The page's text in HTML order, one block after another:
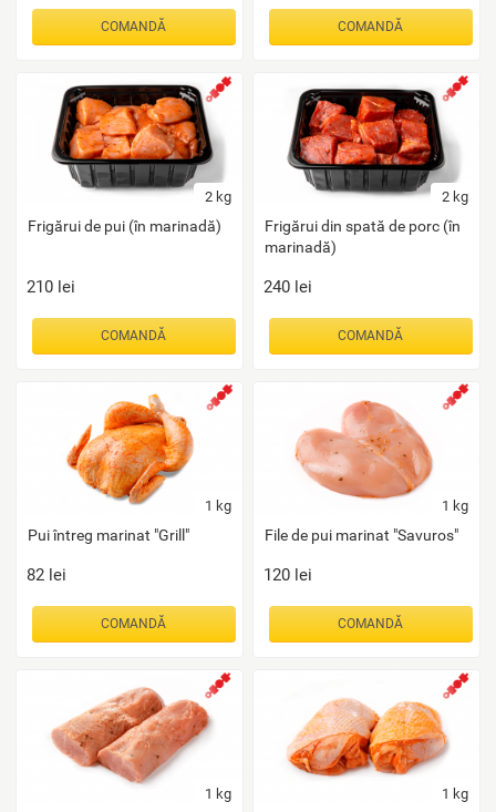
COMANDĂ COMANDĂ
2 kg
Frigărui de pui (în marinadă)
210 lei
COMANDĂ
2 kg
Frigărui din spată de porc (în
marinadă)
240 lei
COMANDĂ
1 kg
Pui întreg marinat "Grill"
82 lei
COMANDĂ
1 kg
File de pui marinat "Savuros"
120 lei
COMANDĂ
1 kg 1 kg